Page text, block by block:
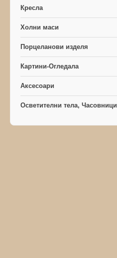
Кресла
Холни маси
Порцеланови изделя
Картини-Огледала
Аксесоари
Осветителни тела, Часовници